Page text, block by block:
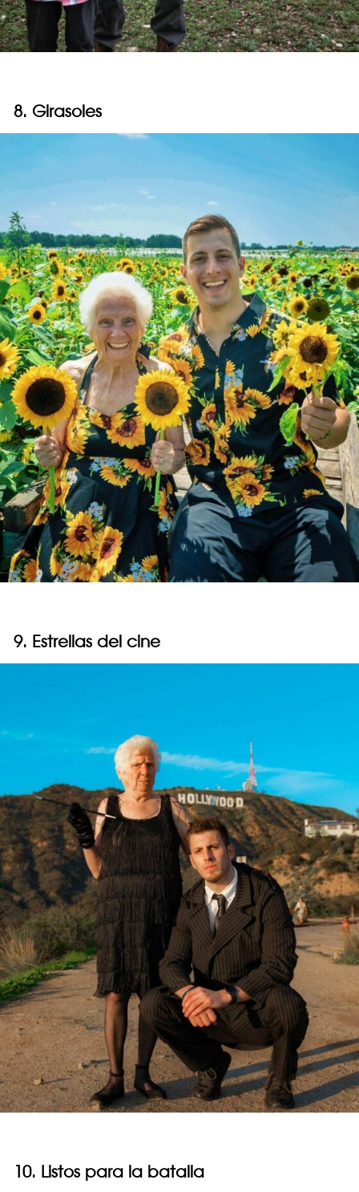
8. Girasoles
9. Estrellas del cine
10. Listos para la batalla